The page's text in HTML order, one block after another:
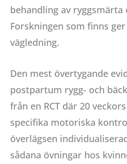
behandling av
Forskningen som finns
vägledning.
Den mest övertygande
postpartum rygg- och
från en RCT där 20
specifika motoriska
överlägsen
sådana övningar hos